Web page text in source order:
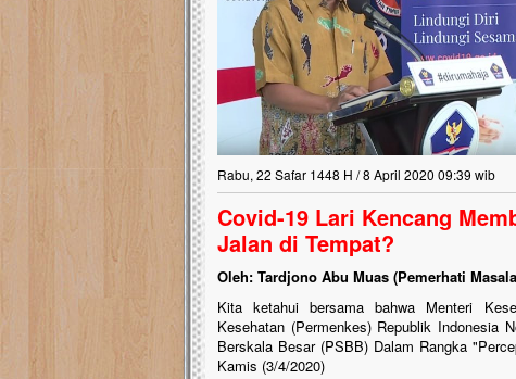
Rabu, 22 Safar 1448 H / 8 April 2020 09:39 wib
Covid-19 Lari Kencang
Jalan di Tempat?
Oleh: Tardjono Abu Muas (Pemerhati
Kita ketahui bersama bahwa Menteri
Kesehatan (Permenkes) Republik Indonesia
Berskala Besar (PSBB) Dalam Rangka
Kamis (3/4/2020)
Lima Tahun Mangkrak, Masjid di
Pelosok ini Mengenaskan. Ayo Bantu.!!
Nasib masjid di Kampung Cilumbu ini sungguh
mengenaskan. Lima tahun mangkrak, kini nyaris
tak berbentuk masjid, dipenuhi rumput liar,
berlumut, dan menghitam terpapar panas dan
Sahabat, Ulurtangan mari
terbaikmu untuk warga
menguatkan mereka
mencekam ini. Mari dukung
berdonasi dengan cara:...